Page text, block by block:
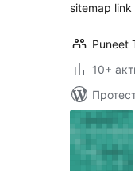
sitemap
Puneet
10+